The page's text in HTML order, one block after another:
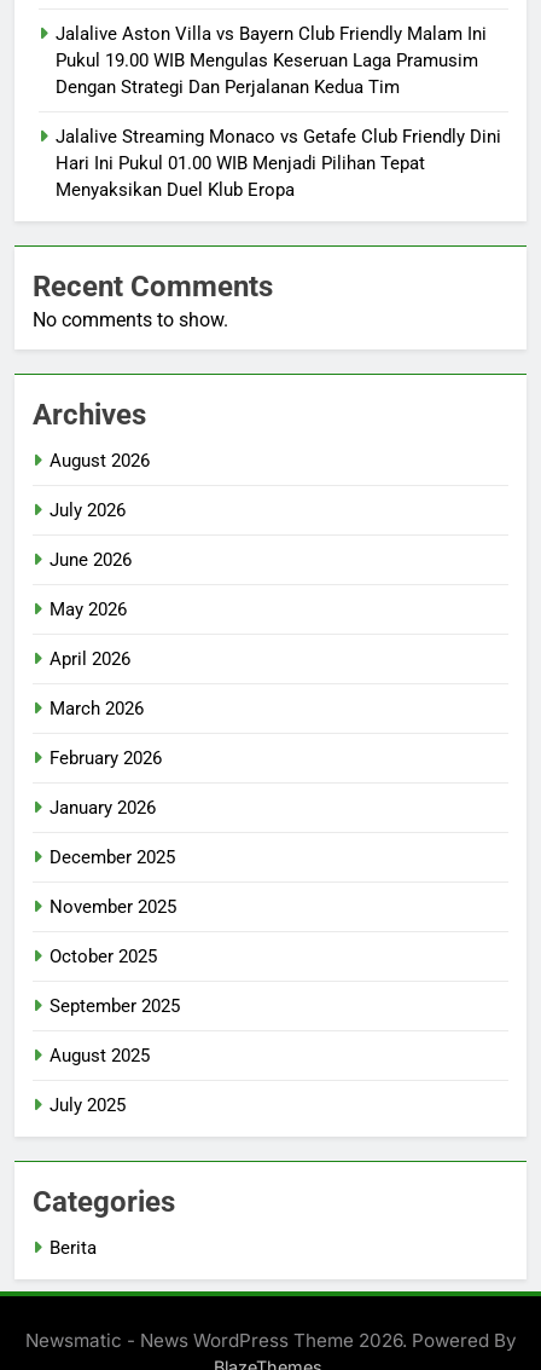
Jalalive Aston Villa vs Bayern Club Friendly Malam Ini
Pukul 19.00 WIB Mengulas Keseruan Laga Pramusim
Dengan Strategi Dan Perjalanan Kedua Tim
Jalalive Streaming Monaco vs Getafe Club Friendly Dini
Hari Ini Pukul 01.00 WIB Menjadi Pilihan Tepat
Menyaksikan Duel Klub Eropa
Recent Comments
No comments to show.
Archives
August 2026
July 2026
June 2026
May 2026
April 2026
March 2026
February 2026
January 2026
December 2025
November 2025
October 2025
September 2025
August 2025
July 2025
Categories
Berita
Newsmatic - News WordPress Theme 2026. Powered By